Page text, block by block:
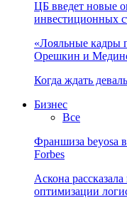
ЦБ введет новые
инвестиционных
«Лояльные кадры
Орешкин и
Когда ждать
Бизнес
Все
Франшиза beyosa
Forbes
Аскона
оптимизации